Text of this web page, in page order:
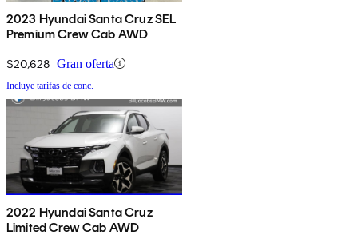
2023 Hyundai Santa Cruz SEL
Premium Crew Cab AWD
$20,628 Gran oferta
Incluye tarifas de conc.
2022 Hyundai Santa Cruz
Limited Crew Cab AWD